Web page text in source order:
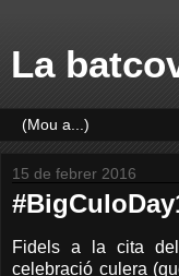
La
15 de febrer 2016
Fidels a la cita
celebració culera